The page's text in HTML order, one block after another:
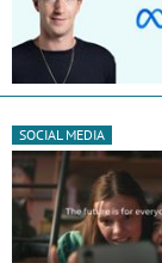
SOCIAL MEDIA